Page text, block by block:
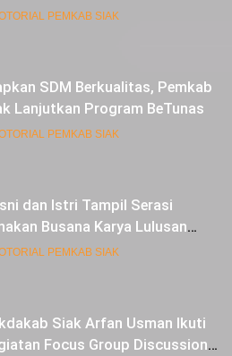
PEMKAB SIAK
SDM Berkualitas, Pemkab
Lanjutkan Program BeTunas
PEMKAB SIAK
dan Istri Tampil Serasi
Busana Karya Lulusan
Pariwisata Siak, di Lancang
PEMKAB SIAK
Siak Arfan Usman Ikuti
Focus Group Discussion